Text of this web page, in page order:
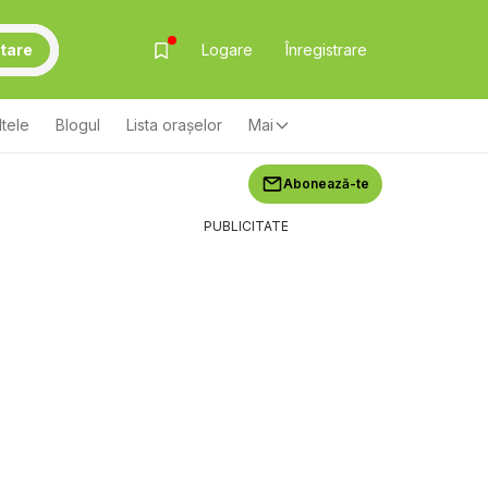
Logare Înregistrare
Blogul Lista oraşelor Mai
Abonează-te
PUBLICITATE